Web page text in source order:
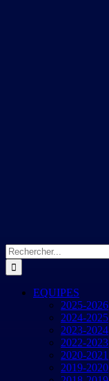
Rechercher:
EQUIPES
2025-2026
2024-2025
2023-2024
2022-2023
2020-2021
2019-2020